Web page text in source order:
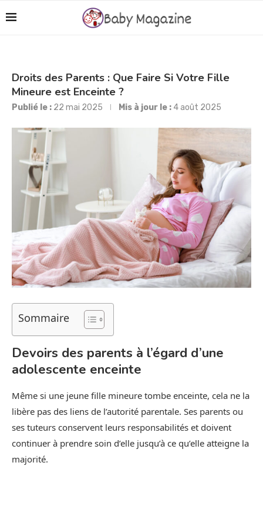
Droits des Parents : Que Faire Si Votre Fille
Mineure est Enceinte ?
Publié le : 22 mai 2025 Mis à jour le : 4 août 2025
Sommaire
Devoirs des parents à l’égard d’une
adolescente enceinte
Même si une jeune fille mineure tombe enceinte, cela ne la
libère pas des liens de l’autorité parentale. Ses parents ou
ses tuteurs conservent leurs responsabilités et doivent
continuer à prendre soin d’elle jusqu’à ce qu’elle atteigne la
majorité.